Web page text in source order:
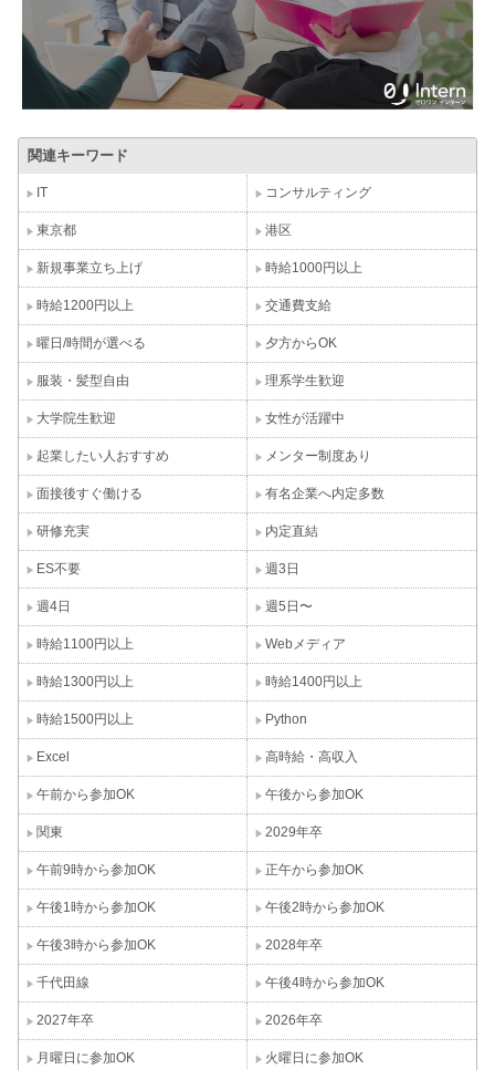
関連キーワード
IT コンサルティング
東京都 港区
新規事業立ち上げ 時給1000円以上
時給1200円以上 交通費支給
曜日/時間が選べる 夕方からOK
服装・髪型自由 理系学生歓迎
大学院生歓迎 女性が活躍中
起業したい人おすすめ メンター制度あり
面接後すぐ働ける 有名企業へ内定多数
研修充実 内定直結
ES不要 週3日
週4日 週5日〜
時給1100円以上 Webメディア
時給1300円以上 時給1400円以上
時給1500円以上 Python
Excel 高時給・高収入
午前から参加OK 午後から参加OK
関東 2029年卒
午前9時から参加OK 正午から参加OK
午後1時から参加OK 午後2時から参加OK
午後3時から参加OK 2028年卒
千代田線 午後4時から参加OK
2027年卒 2026年卒
月曜日に参加OK 火曜日に参加OK